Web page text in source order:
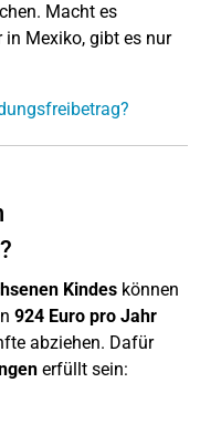
Macht es
Mexiko, gibt es nur
Kindes können
924 Euro pro Jahr
abziehen. Dafür
erfüllt sein: